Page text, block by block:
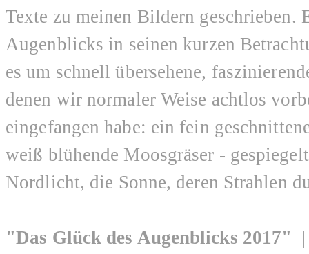
Texte zu meinen Bildern geschrieben.
Augenblicks in seinen kurzen
es um schnell übersehene,
denen wir normaler Weise achtlos
eingefangen habe: ein fein
weiß blühende Moosgräser -
Nordlicht, die Sonne, deren Strahlen
"Das Glück des Augenblicks